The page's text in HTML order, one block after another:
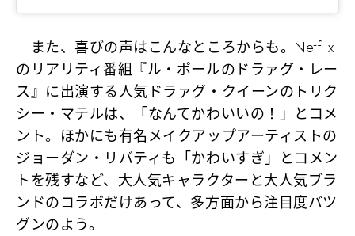
また、喜びの声はこんなところからも。Netflix
のリアリティ番組『ル・ポールのドラァグ・レー
ス』に出演する人気ドラァグ・クイーンのトリク
シー・マテルは、「なんてかわいいの！」とコメ
ント。ほかにも有名メイクアップアーティストの
ジョーダン・リバティも「かわいすぎ」とコメン
トを残すなど、大人気キャラクターと大人気ブラ
ンドのコラボだけあって、多方面から注目度バツ
グンのよう。